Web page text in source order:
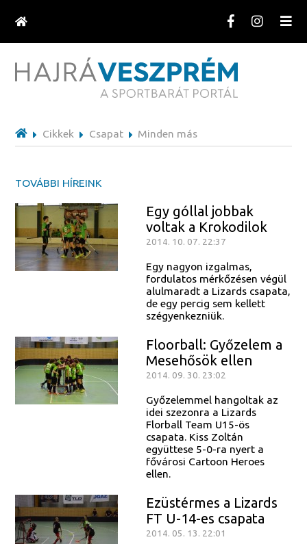
Cikkek Csapat Minden más
TOVÁBBI HÍREINK
Egy góllal jobbak
voltak a Krokodilok
2014. 10. 07. 22:37
Egy nagyon izgalmas,
fordulatos mérkőzésen végül
alulmaradt a Lizards csapata,
de egy percig sem kellett
szégyenkezniük.
Floorball: Győzelem a
Mesehősök ellen
2014. 09. 30. 23:02
Győzelemmel hangoltak az
idei szezonra a Lizards
Florball Team U15-ös
csapata. Kiss Zoltán
együttese 5-0-ra nyert a
fővárosi Cartoon Heroes
ellen.
Ezüstérmes a Lizards
FT U-14-es csapata
2014. 05. 13. 22:01